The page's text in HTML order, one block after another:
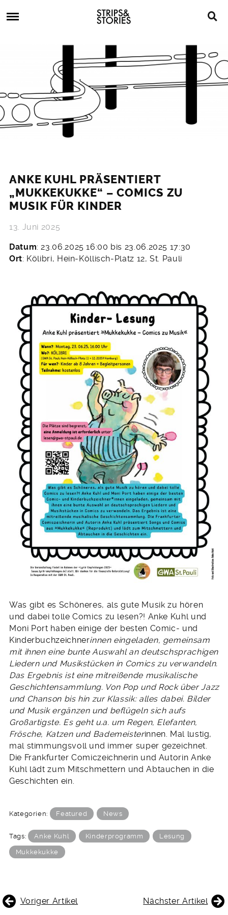
to
Strips
&
ANKE KUHL PRÄSENTIERT
„MUKKEKUKKE“ – COMICS ZU
MUSIK FÜR KINDER
13. Juni 2025
Datum: 23.06.2025 16:00 bis 23.06.2025 17:30
Ort: Kölibri, Hein-Köllisch-Platz 12, St. Pauli
Was gibt es Schöneres, als gute Musik zu hören
und dabei tolle Comics zu lesen?! Anke Kuhl und
Moni Port haben einige der besten Comic- und
Kinderbuchzeichnerinnen eingeladen, gemeinsam
mit ihnen eine bunte Auswahl an deutschsprachigen
Liedern und Musikstücken in Comics zu verwandeln.
Das Ergebnis ist eine mitreißende musikalische
Geschichtensammlung. Von Pop und Rock über Jazz
und Chanson bis hin zur Klassik: alles dabei. Bilder
und Musik ergänzen und beflügeln sich aufs
Großartigste. Es geht u.a. um Regen, Elefanten,
Frösche, Katzen und Bademeisterinnen. Mal lustig,
mal stimmungsvoll und immer super gezeichnet.
Die Frankfurter Comiczeichnerin und Autorin Anke
Kuhl lädt zum Mitschmettern und Abtauchen in die
Geschichten ein.
Kategorien: Featured News
Tags: Anke Kuhl Kinderprogramm Lesung
Mukkekukke
BEITRAGSNAVIGATION
Voriger Artikel Nächster Artikel